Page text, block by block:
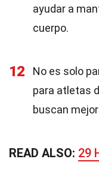
ayudar a
cuerpo.
12
No es solo
para atletas
buscan
READ ALSO: 29